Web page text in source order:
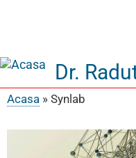
principal
Dr.
Acasa Synlab